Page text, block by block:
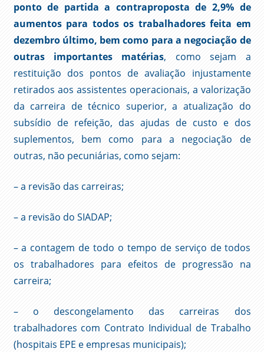
ponto de partida a contraproposta de 2,9% de
aumentos para todos os trabalhadores feita em
dezembro último, bem como para a negociação de
outras importantes matérias, como sejam a
restituição dos pontos de avaliação injustamente
retirados aos assistentes operacionais, a valorização
da carreira de técnico superior, a atualização do
subsídio de refeição, das ajudas de custo e dos
suplementos, bem como para a negociação de
outras, não pecuniárias, como sejam:
– a revisão das carreiras;
– a revisão do SIADAP;
– a contagem de todo o tempo de serviço de todos
os trabalhadores para efeitos de progressão na
carreira;
– o descongelamento das carreiras dos
trabalhadores com Contrato Individual de Trabalho
(hospitais EPE e empresas municipais);